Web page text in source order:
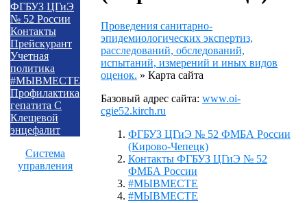
ФГБУЗ ЦГиЭ
№ 52 России
Контакты
Прейскурант
Учетная
политика
#МЫВМЕСТЕ
Профилактика
гепатита С
Клещевой
энцефалит
Система
управления
Проведения санитарно-
эпидемиологических экспертиз,
расследований, обследований,
испытаний, измерений и иных видов
оценок. » Карта сайта
Базовый адрес сайта: www.oi-
cgie52.kirch.ru
ФГБУЗ ЦГиЭ № 52 ФМБА России
(Кирово-Чепецк)
Контакты ФГБУЗ ЦГиЭ № 52
ФМБА России
#МЫВМЕСТЕ
#МЫВМЕСТЕ